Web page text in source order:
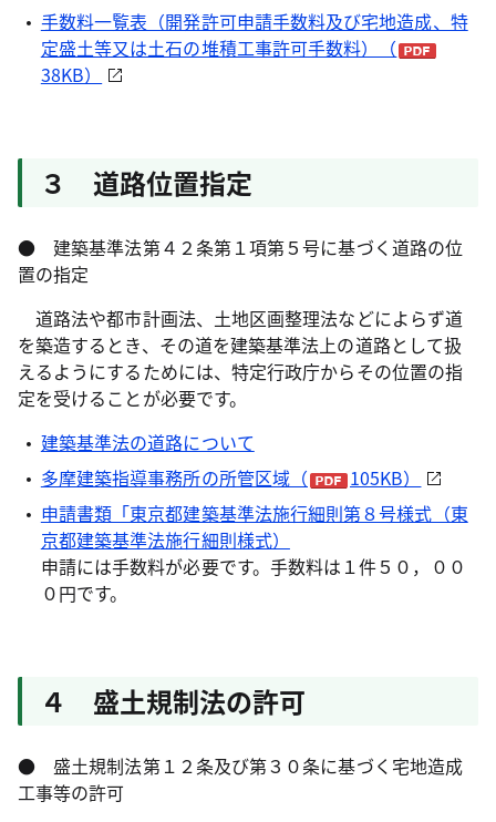
手数料一覧表（開発許可申請手数料及び宅地造成、特
定盛土等又は土石の堆積工事許可手数料）（
38KB）
３ 道路位置指定
● 建築基準法第４２条第１項第５号に基づく道路の位
置の指定
道路法や都市計画法、土地区画整理法などによらず道
を築造するとき、その道を建築基準法上の道路として扱
えるようにするためには、特定行政庁からその位置の指
定を受けることが必要です。
建築基準法の道路について
多摩建築指導事務所の所管区域（
105KB）
申請書類「東京都建築基準法施行細則第８号様式（東
京都建築基準法施行細則様式）
申請には手数料が必要です。手数料は１件５０，００
０円です。
４ 盛土規制法の許可
● 盛土規制法第１２条及び第３０条に基づく宅地造成
工事等の許可